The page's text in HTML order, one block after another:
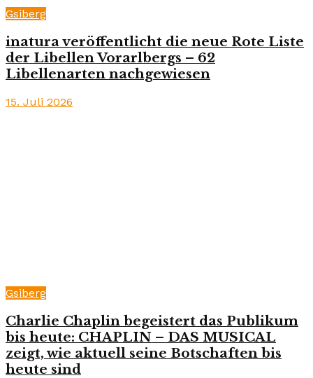
Gsiberg
inatura veröffentlicht die neue Rote Liste
der Libellen Vorarlbergs – 62
Libellenarten nachgewiesen
15. Juli 2026
Gsiberg
Charlie Chaplin begeistert das Publikum
bis heute: CHAPLIN – DAS MUSICAL
zeigt, wie aktuell seine Botschaften bis
heute sind